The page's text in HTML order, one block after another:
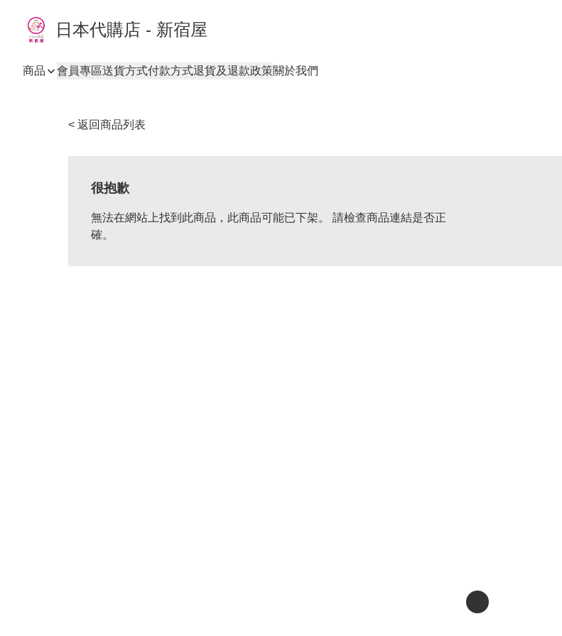
日本代購店 - 新宿屋
商品 會員專區送貨方式付款方式退貨及退款政策關於我們
< 返回商品列表
很抱歉
無法在網站上找到此商品，此商品可能已下架。 請檢查商品連結是否正
確。